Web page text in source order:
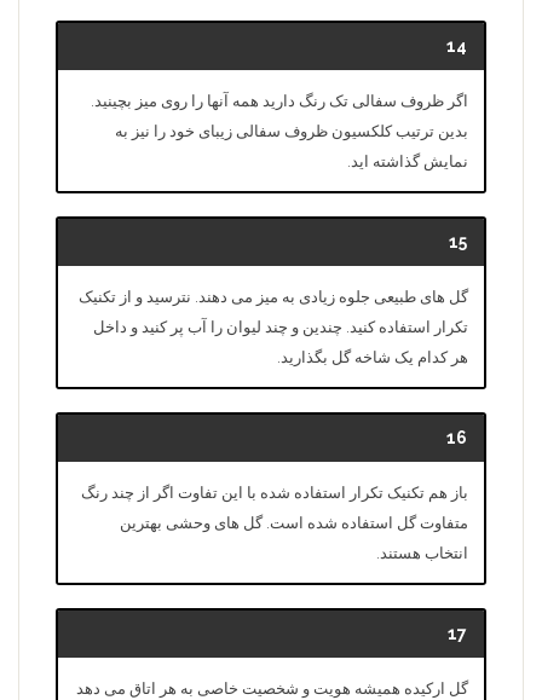
14
اگر ظروف سفالی تک رنگ دارید همه آنها را روی میز بچینید.
بدین ترتیب کلکسیون ظروف سفالی زیبای خود را نیز به
نمایش گذاشته اید.
15
گل های طبیعی جلوه زیادی به میز می دهند. نترسید و از تکنیک
تکرار استفاده کنید. چندین و چند لیوان را آب پر کنید و داخل
هر کدام یک شاخه گل بگذارید.
16
باز هم تکنیک تکرار استفاده شده با این تفاوت اگر از چند رنگ
متفاوت گل استفاده شده است. گل های وحشی بهترین
انتخاب هستند.
17
گل ارکیده همیشه هویت و شخصیت خاصی به هر اتاق می دهد